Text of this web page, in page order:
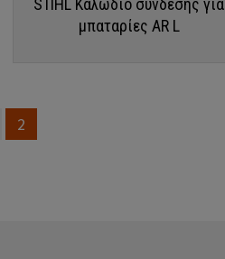
μπαταρίες AR L
2